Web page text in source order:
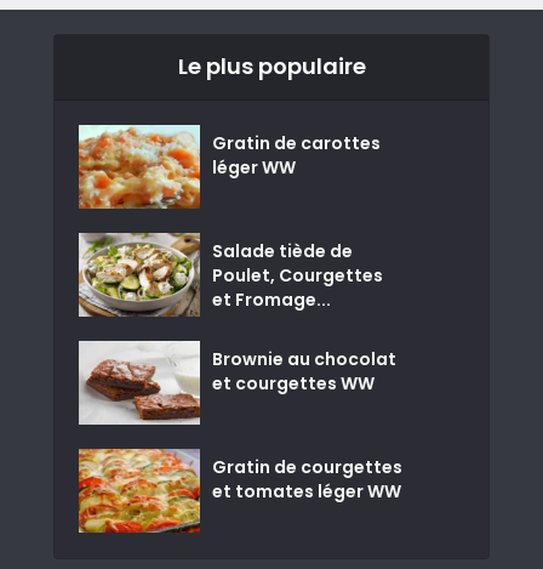
Le plus populaire
Gratin de carottes
léger WW
Salade tiède de
Poulet, Courgettes
et Fromage...
Brownie au chocolat
et courgettes WW
Gratin de courgettes
et tomates léger WW